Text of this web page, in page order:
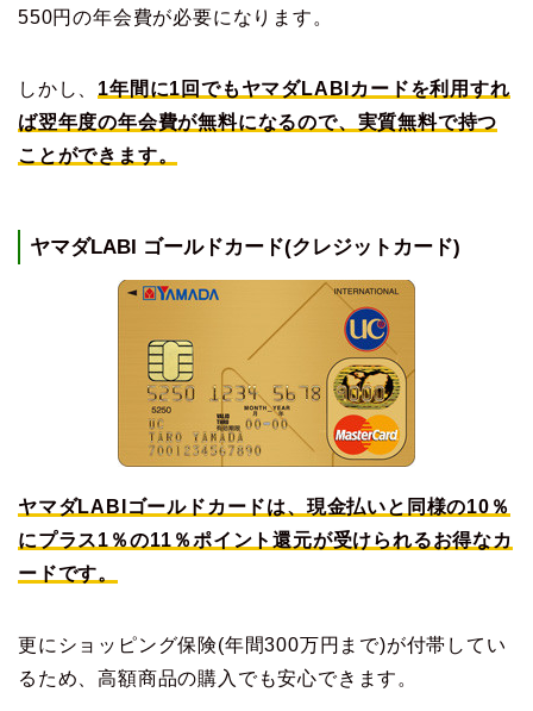
550円の年会費が必要になります。
しかし、 1年間に1回でもヤマダLABIカードを利用すれ
ば翌年度の年会費が無料になるので、実質無料で持つ
ことができます。
ヤマダLABI ゴールドカード(クレジットカード)
ヤマダLABIゴールドカードは、現金払いと同様の10％
にプラス1％の11％ポイント還元が受けられるお得なカ
ードです。
更にショッピング保険(年間300万円まで)が付帯してい
るため、高額商品の購入でも安心できます。